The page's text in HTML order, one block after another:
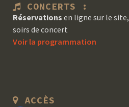
CONCERTS :
Réservations en ligne sur le
soirs de concert
Voir la programmation
ACCÈS